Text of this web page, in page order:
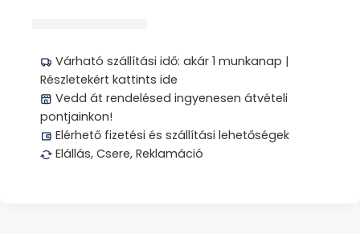
Várható szállítási idő: akár 1 munkanap |
Részletekért kattints ide
Vedd át rendelésed ingyenesen átvételi
pontjainkon!
Elérhető fizetési és szállítási lehetőségek
Elállás, Csere, Reklamáció